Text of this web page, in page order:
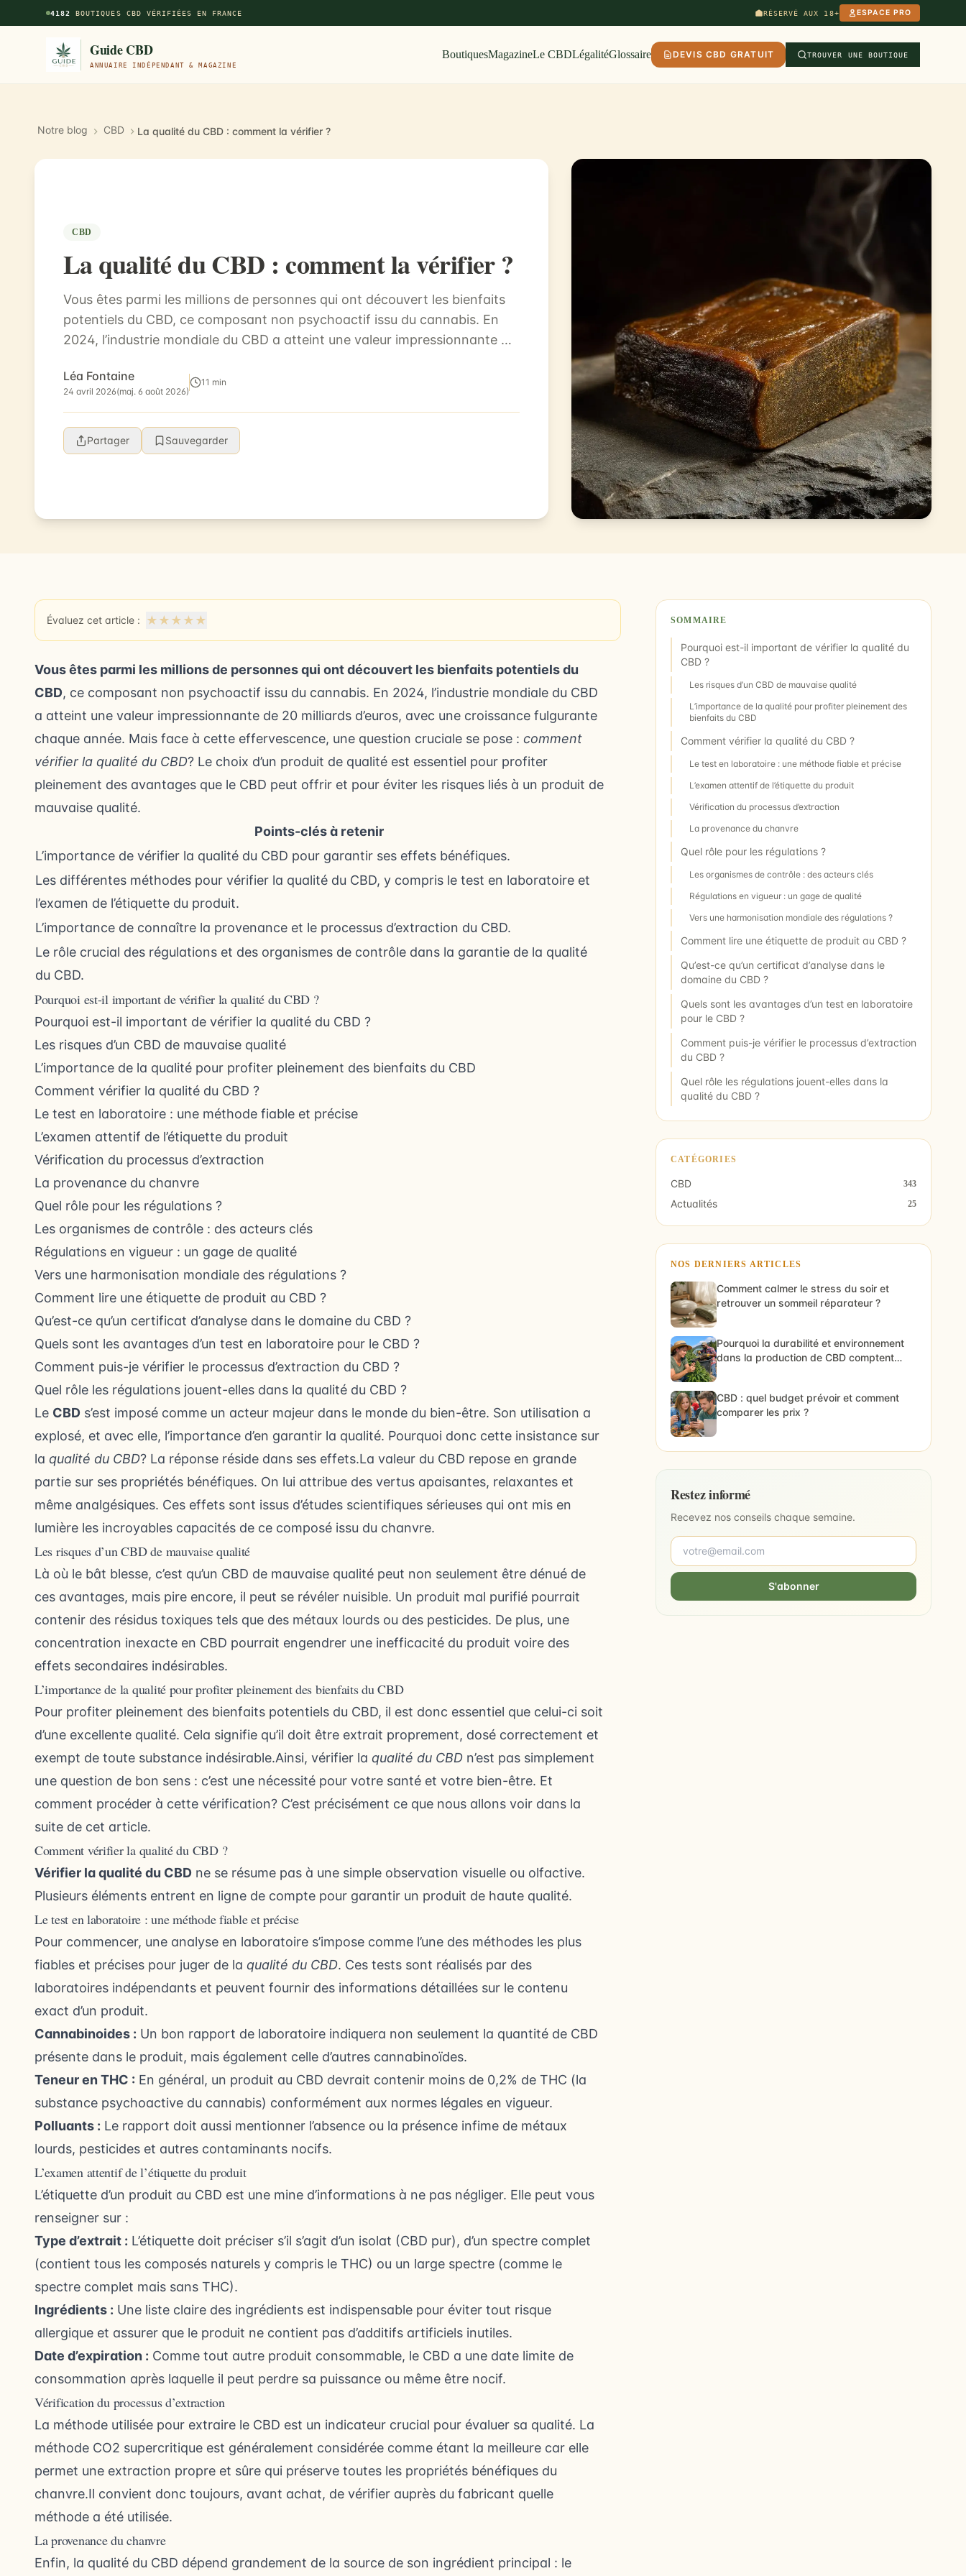
Aller au contenu principal
4182 BOUTIQUES CBD VÉRIFIÉES EN FRANCE RÉSERVÉ AUX 18+ ESPACE PRO
Guide CBD
ANNUAIRE INDÉPENDANT & MAGAZINE
BoutiquesMagazineLe CBDLégalitéGlossaire DEVIS CBD GRATUIT TROUVER UNE BOUTIQUE
Notre blog CBD La qualité du CBD : comment la vérifier ?
CBD
La qualité du CBD : comment la vérifier ?
Vous êtes parmi les millions de personnes qui ont découvert les bienfaits
potentiels du CBD, ce composant non psychoactif issu du cannabis. En
2024, l’industrie mondiale du CBD a atteint une valeur impressionnante de
Léa Fontaine
24 avril 2026(maj. 6 août 2026)
11 min
Partager Sauvegarder
Évaluez cet article : ★ ★ ★ ★ ★
Vous êtes parmi les millions de personnes qui ont découvert les bienfaits potentiels du
CBD, ce composant non psychoactif issu du cannabis. En 2024, l’industrie mondiale du CBD
a atteint une valeur impressionnante de 20 milliards d’euros, avec une croissance fulgurante
chaque année. Mais face à cette effervescence, une question cruciale se pose : comment
vérifier la qualité du CBD? Le choix d’un produit de qualité est essentiel pour profiter
pleinement des avantages que le CBD peut offrir et pour éviter les risques liés à un produit de
mauvaise qualité.
Points-clés à retenir
L’importance de vérifier la qualité du CBD pour garantir ses effets bénéfiques.
Les différentes méthodes pour vérifier la qualité du CBD, y compris le test en laboratoire et
l’examen de l’étiquette du produit.
L’importance de connaître la provenance et le processus d’extraction du CBD.
Le rôle crucial des régulations et des organismes de contrôle dans la garantie de la qualité
du CBD.
Pourquoi est-il important de vérifier la qualité du CBD ?
Pourquoi est-il important de vérifier la qualité du CBD ?
Les risques d’un CBD de mauvaise qualité
L’importance de la qualité pour profiter pleinement des bienfaits du CBD
Comment vérifier la qualité du CBD ?
Le test en laboratoire : une méthode fiable et précise
L’examen attentif de l’étiquette du produit
Vérification du processus d’extraction
La provenance du chanvre
Quel rôle pour les régulations ?
Les organismes de contrôle : des acteurs clés
Régulations en vigueur : un gage de qualité
Vers une harmonisation mondiale des régulations ?
Comment lire une étiquette de produit au CBD ?
Qu’est-ce qu’un certificat d’analyse dans le domaine du CBD ?
Quels sont les avantages d’un test en laboratoire pour le CBD ?
Comment puis-je vérifier le processus d’extraction du CBD ?
Quel rôle les régulations jouent-elles dans la qualité du CBD ?
Le CBD s’est imposé comme un acteur majeur dans le monde du bien-être. Son utilisation a
explosé, et avec elle, l’importance d’en garantir la qualité. Pourquoi donc cette insistance sur
la qualité du CBD? La réponse réside dans ses effets.La valeur du CBD repose en grande
partie sur ses propriétés bénéfiques. On lui attribue des vertus apaisantes, relaxantes et
même analgésiques. Ces effets sont issus d’études scientifiques sérieuses qui ont mis en
lumière les incroyables capacités de ce composé issu du chanvre.
Les risques d’un CBD de mauvaise qualité
Là où le bât blesse, c’est qu’un CBD de mauvaise qualité peut non seulement être dénué de
ces avantages, mais pire encore, il peut se révéler nuisible. Un produit mal purifié pourrait
contenir des résidus toxiques tels que des métaux lourds ou des pesticides. De plus, une
concentration inexacte en CBD pourrait engendrer une inefficacité du produit voire des
effets secondaires indésirables.
L’importance de la qualité pour profiter pleinement des bienfaits du CBD
Pour profiter pleinement des bienfaits potentiels du CBD, il est donc essentiel que celui-ci soit
d’une excellente qualité. Cela signifie qu’il doit être extrait proprement, dosé correctement et
exempt de toute substance indésirable.Ainsi, vérifier la qualité du CBD n’est pas simplement
une question de bon sens : c’est une nécessité pour votre santé et votre bien-être. Et
comment procéder à cette vérification? C’est précisément ce que nous allons voir dans la
suite de cet article.
Comment vérifier la qualité du CBD ?
Vérifier la qualité du CBD ne se résume pas à une simple observation visuelle ou olfactive.
Plusieurs éléments entrent en ligne de compte pour garantir un produit de haute qualité.
Le test en laboratoire : une méthode fiable et précise
Pour commencer, une analyse en laboratoire s’impose comme l’une des méthodes les plus
fiables et précises pour juger de la qualité du CBD. Ces tests sont réalisés par des
laboratoires indépendants et peuvent fournir des informations détaillées sur le contenu
exact d’un produit.
Cannabinoides : Un bon rapport de laboratoire indiquera non seulement la quantité de CBD
présente dans le produit, mais également celle d’autres cannabinoïdes.
Teneur en THC : En général, un produit au CBD devrait contenir moins de 0,2% de THC (la
substance psychoactive du cannabis) conformément aux normes légales en vigueur.
Polluants : Le rapport doit aussi mentionner l’absence ou la présence infime de métaux
lourds, pesticides et autres contaminants nocifs.
L’examen attentif de l’étiquette du produit
L’étiquette d’un produit au CBD est une mine d’informations à ne pas négliger. Elle peut vous
renseigner sur :
Type d’extrait : L’étiquette doit préciser s’il s’agit d’un isolat (CBD pur), d’un spectre complet
(contient tous les composés naturels y compris le THC) ou un large spectre (comme le
spectre complet mais sans THC).
Ingrédients : Une liste claire des ingrédients est indispensable pour éviter tout risque
allergique et assurer que le produit ne contient pas d’additifs artificiels inutiles.
Date d’expiration : Comme tout autre produit consommable, le CBD a une date limite de
consommation après laquelle il peut perdre sa puissance ou même être nocif.
Vérification du processus d’extraction
La méthode utilisée pour extraire le CBD est un indicateur crucial pour évaluer sa qualité. La
méthode CO2 supercritique est généralement considérée comme étant la meilleure car elle
permet une extraction propre et sûre qui préserve toutes les propriétés bénéfiques du
chanvre.Il convient donc toujours, avant achat, de vérifier auprès du fabricant quelle
méthode a été utilisée.
La provenance du chanvre
Enfin, la qualité du CBD dépend grandement de la source de son ingrédient principal : le
SOMMAIRE
Pourquoi est-il important de vérifier la qualité du
CBD ?
Les risques d’un CBD de mauvaise qualité
L’importance de la qualité pour profiter pleinement des
bienfaits du CBD
Comment vérifier la qualité du CBD ?
Le test en laboratoire : une méthode fiable et précise
L’examen attentif de l’étiquette du produit
Vérification du processus d’extraction
La provenance du chanvre
Quel rôle pour les régulations ?
Les organismes de contrôle : des acteurs clés
Régulations en vigueur : un gage de qualité
Vers une harmonisation mondiale des régulations ?
Comment lire une étiquette de produit au CBD ?
Qu’est-ce qu’un certificat d’analyse dans le
domaine du CBD ?
Quels sont les avantages d’un test en laboratoire
pour le CBD ?
Comment puis-je vérifier le processus d’extraction
du CBD ?
Quel rôle les régulations jouent-elles dans la
qualité du CBD ?
CATÉGORIES
CBD 343
Actualités 25
NOS DERNIERS ARTICLES
Comment calmer le stress du soir et
retrouver un sommeil réparateur ?
Pourquoi la durabilité et environnement
dans la production de CBD comptent
CBD : quel budget prévoir et comment
comparer les prix ?
Restez informé
Recevez nos conseils chaque semaine.
S'abonner